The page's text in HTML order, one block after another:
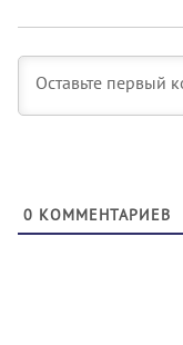
0 КОММЕНТАРИЕВ